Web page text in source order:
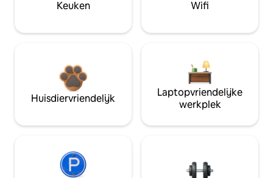
Keuken Wifi
Huisdiervriendelijk
Laptopvriendelijke
werkplek